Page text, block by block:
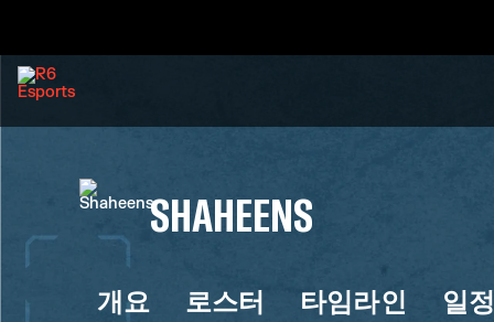
SHAHEENS
개요 로스터 타임라인 일정